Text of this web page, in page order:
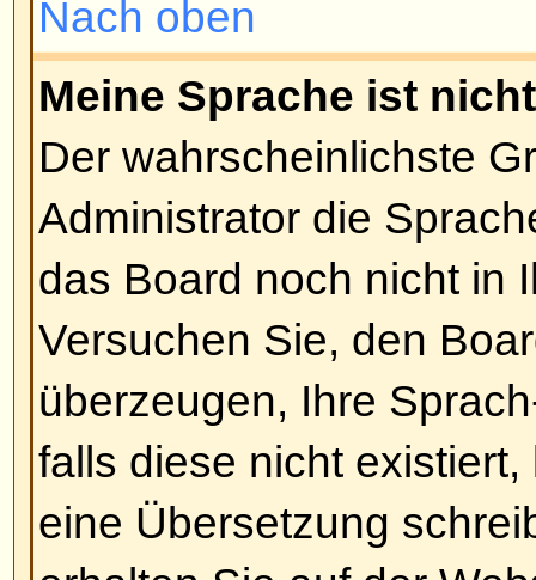
sein, dass Sie sich erst
eine Nachricht schreiben
zulässigen Aktionen werden am
aufgelistet (dieSie können neue
können an Umfragen
Nach oben
Wie editiere oder lösche ich
Sofern Sie nicht der
Forumsmoderator sind, können
Beiträge löschen oder editieren.
Beitrag editieren (eventuell nur
Editieren